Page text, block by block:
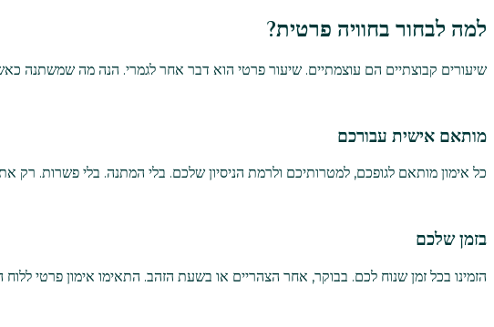
למה לבחור בחוויה פרטית?
שיעורים קבוצתיים הם עוצמתיים. שיעור פרטי הוא דבר אחר לגמרי. הנה מה שמשתנה
מותאם אישית עבורכם
כל אימון מותאם לגופכם, למטרותיכם ולרמת הניסיון שלכם. בלי המתנה. בלי פשרות. רק
בזמן שלכם
הזמינו בכל זמן שנוח לכם. בבוקר, אחר הצהריים או בשעת הזהב. התאימו אימון פרטי